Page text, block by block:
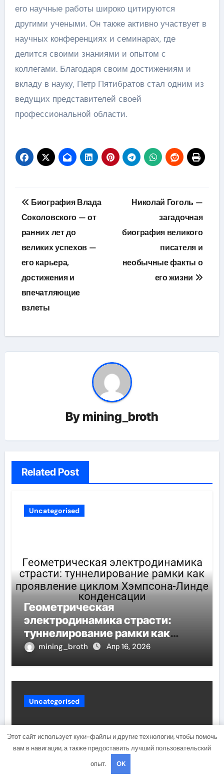
его научные работы широко цитируются
другими учеными. Он также активно участвует в
научных конференциях и семинарах, где
делится своими знаниями и опытом с
коллегами. Благодаря своим достижениям и
вкладу в науку, Петр Пятибратов стал одним из
ведущих представителей своей
профессиональной области.
Навигация
по
записям
Биография Влада
Соколовского — от
ранних лет до
великих успехов —
его карьера,
достижения и
впечатляющие
взлеты
Николай Гоголь —
загадочная
биография великого
писателя и
необычные факты о
его жизни
By mining_broth
Related Post
Uncategorised
Геометрическая
электродинамика страсти:
туннелирование рамки как
проявление циклом Хэмпсона-
mining_broth Апр 16, 2026
Uncategorised
Этот сайт использует куки-файлы и другие технологии, чтобы помочь
вам в навигации, а также предоставить лучший пользовательский
опыт.
OK